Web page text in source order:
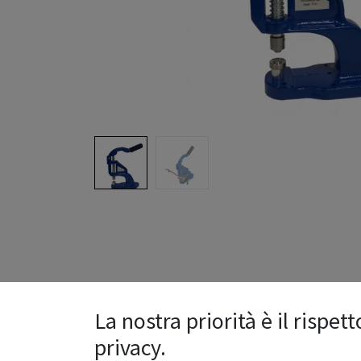
La nostra priorità è il
privacy.